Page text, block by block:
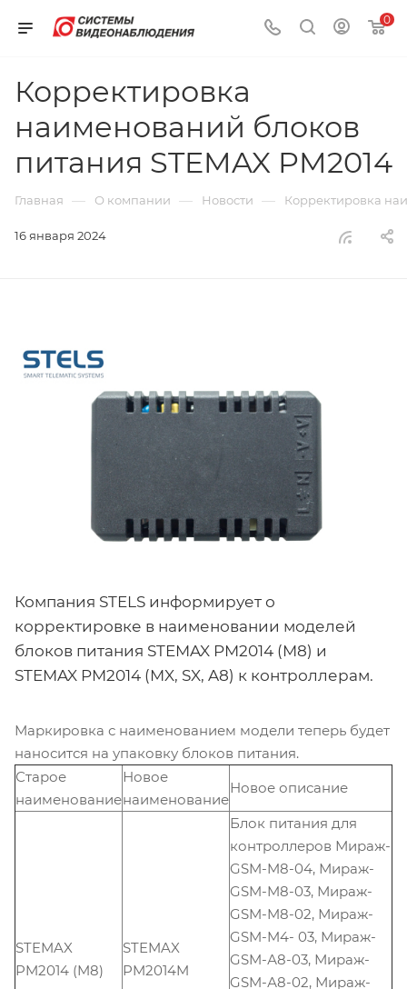
0
Корректировка
наименований блоков
питания STEMAX PM2014
Главная — О компании — Новости — Корректировка
16 января 2024
Компания STELS информирует о
корректировке в наименовании моделей
блоков питания STEMAX PM2014 (M8) и
STEMAX PM2014 (MX, SX, A8) к контроллерам.
Маркировка с наименованием модели теперь будет
наносится на упаковку блоков питания.
Старое
наименование
Новое
наименование
Новое описание
STEMAX
PM2014 (M8)
STEMAX
PM2014M
Блок питания для
контроллеров Мираж-
GSM-M8-04, Мираж-
GSM-M8-03, Мираж-
GSM-M8-02, Мираж-
GSM-M4- 03, Мираж-
GSM-А8-03, Мираж-
GSM-А8-02, Мираж-